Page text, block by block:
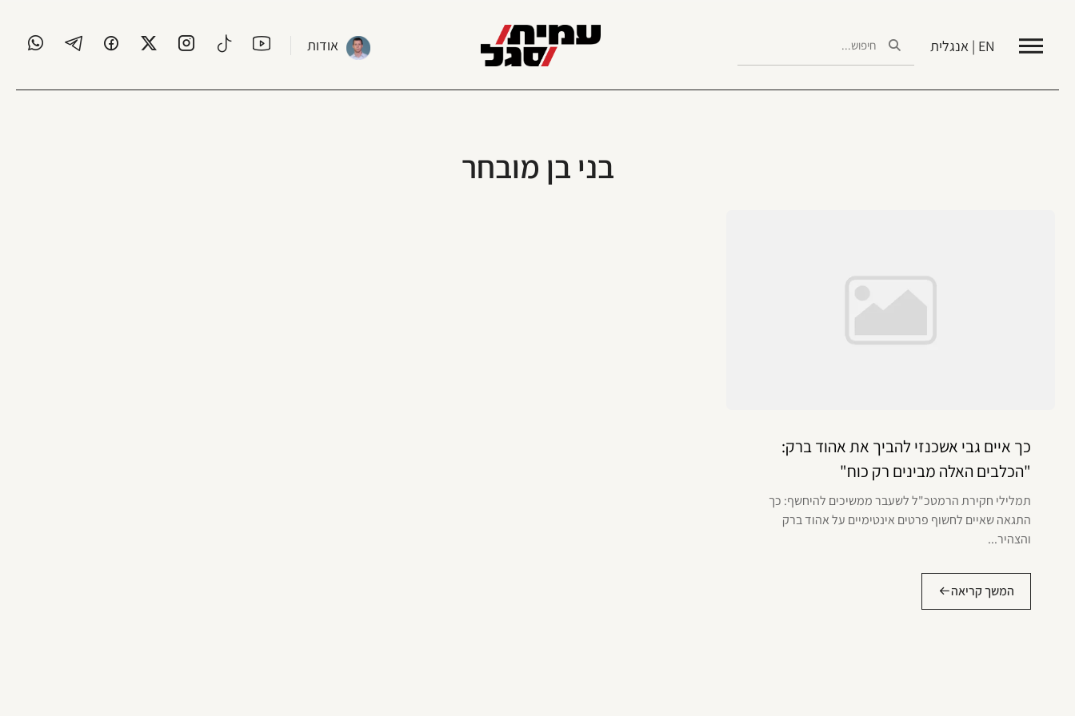
EN | אנגלית אודות
בני בן מובחר
כך איים גבי אשכנזי להביך את אהוד ברק:
"הכלבים האלה מבינים רק כוח"
תמלילי חקירת הרמטכ"ל לשעבר ממשיכים להיחשף: כך
התגאה שאיים לחשוף פרטים אינטימיים על אהוד ברק
והצהיר...
המשך קריאה